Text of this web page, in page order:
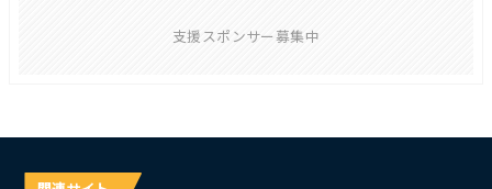
支援スポンサー募集中